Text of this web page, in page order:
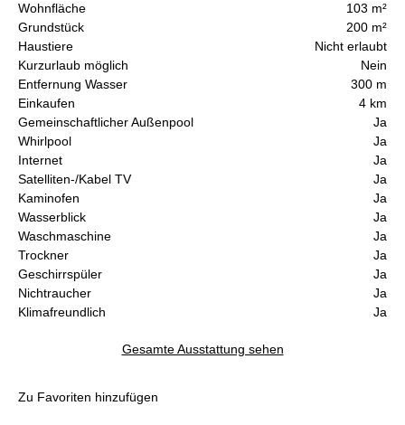
Wohnfläche
103 m²
Grundstück
200 m²
Haustiere
Nicht erlaubt
Kurzurlaub möglich
Nein
Entfernung Wasser
300 m
Einkaufen
4 km
Gemeinschaftlicher Außenpool
Ja
Whirlpool
Ja
Internet
Ja
Satelliten-/Kabel TV
Ja
Kaminofen
Ja
Wasserblick
Ja
Waschmaschine
Ja
Trockner
Ja
Geschirrspüler
Ja
Nichtraucher
Ja
Klimafreundlich
Ja
Gesamte Ausstattung sehen
Zu Favoriten hinzufügen